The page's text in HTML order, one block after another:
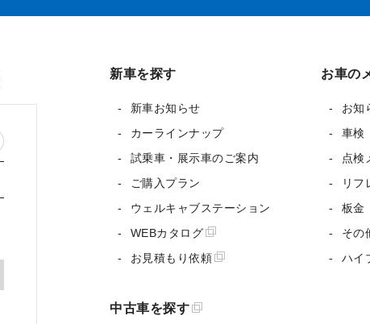
新車を探す
新車お知らせ
カーラインナップ
試乗車・展示車のご案内
ご購入プラン
ウェルキャブステーション
WEBカタログ
お見積もり依頼
中古車を探す
お車の
お知
車検
点検
リフ
板金
その
ハイ